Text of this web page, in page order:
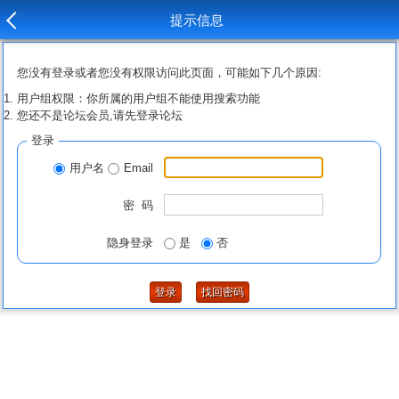
提示信息
您没有登录或者您没有权限访问此页面，可能如下几个原因:
用户组权限：你所属的用户组不能使用搜索功能
您还不是论坛会员,请先登录论坛
登录
用户名 Email
密 码
隐身登录 是 否